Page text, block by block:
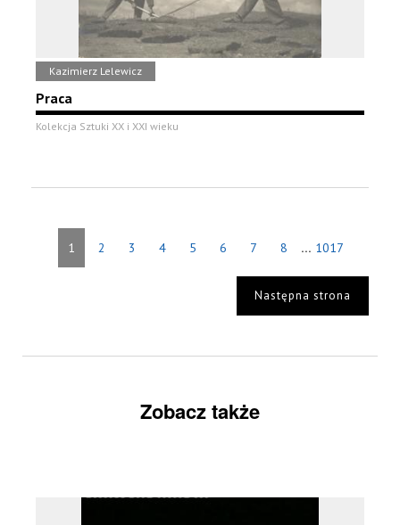
Kazimierz Lelewicz
Praca
Kolekcja Sztuki XX i XXI wieku
1 2 3 4 5 6 7 8 ... 1017
Następna strona
Zobacz także